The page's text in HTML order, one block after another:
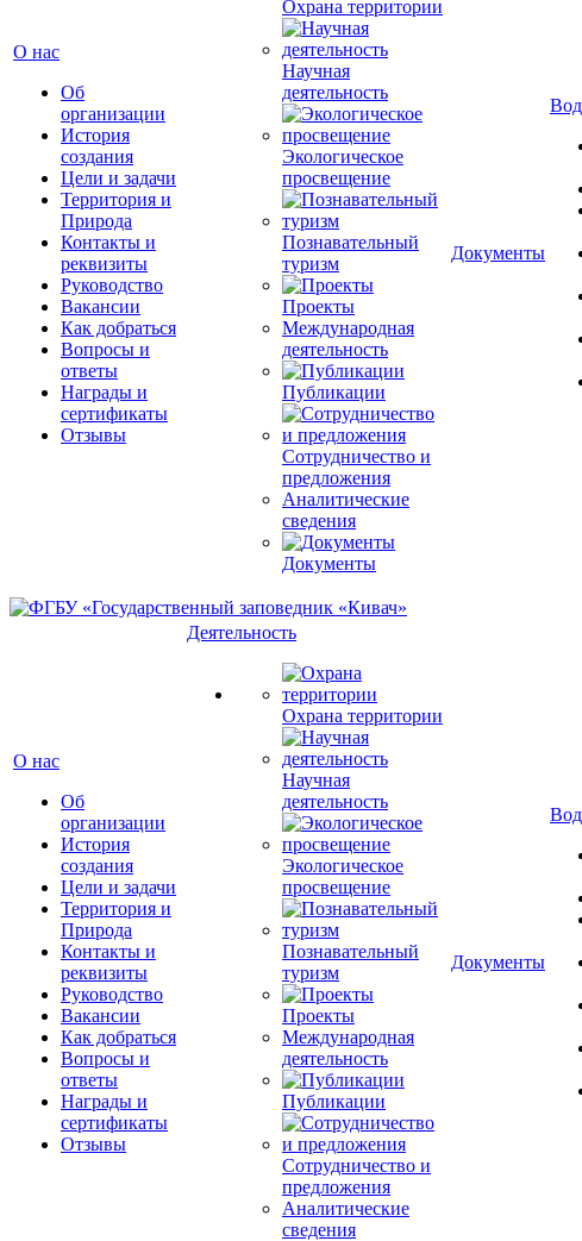
О нас
Об
организации
История
создания
Цели и задачи
Территория и
Природа
Контакты и
реквизиты
Руководство
Вакансии
Как добраться
Вопросы и
ответы
Награды и
сертификаты
Отзывы
Охрана территории
Научная
деятельность
Экологическое
просвещение
Познавательный
туризм
Проекты
Международная
деятельность
Публикации
Сотрудничество и
предложения
Аналитические
сведения
Документы
Документы
О нас
Об
организации
История
создания
Цели и задачи
Территория и
Природа
Контакты и
реквизиты
Руководство
Вакансии
Как добраться
Вопросы и
ответы
Награды и
сертификаты
Отзывы
Деятельность
Охрана территории
Научная
деятельность
Экологическое
просвещение
Познавательный
туризм
Проекты
Международная
деятельность
Публикации
Сотрудничество и
предложения
Аналитические
сведения
Документы